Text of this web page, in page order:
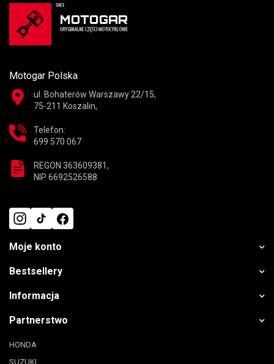
Motogar Polska
ul. Bohaterów Warszawy 22/15,
75-211 Koszalin,
Telefon:
699 570 067
REGON 363609381,
NIP 6692526588
Moje konto
Bestsellery
Informacja
Partnerstwo
HONDA
SUZUKI